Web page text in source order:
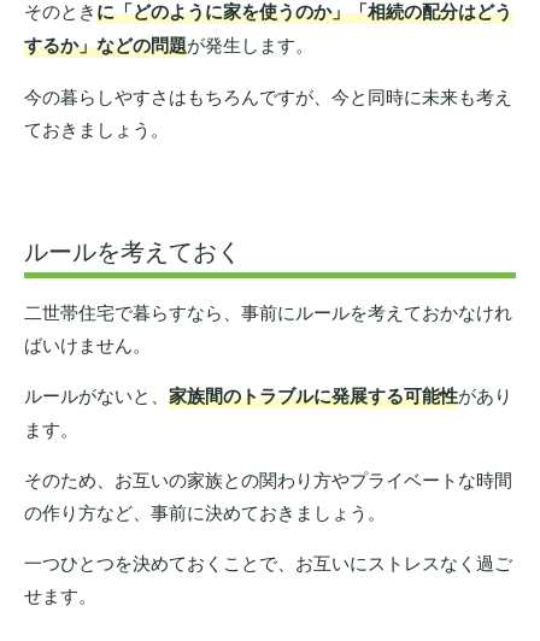
そのときに「どのように家を使うのか」「相続の配分はどう
するか」などの問題が発生します。
今の暮らしやすさはもちろんですが、今と同時に未来も考え
ておきましょう。
ルールを考えておく
二世帯住宅で暮らすなら、事前にルールを考えておかなけれ
ばいけません。
ルールがないと、 家族間のトラブルに発展する可能性があり
ます。
そのため、お互いの家族との関わり方やプライベートな時間
の作り方など、事前に決めておきましょう。
一つひとつを決めておくことで、お互いにストレスなく過ご
せます。